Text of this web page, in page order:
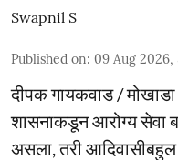
Swapnil S
Published on: 09 Aug 2026,
दीपक गायकवाड / मोखाडा
शासनाकडून आरोग्य सेवा
असला, तरी आदिवासीबहुल